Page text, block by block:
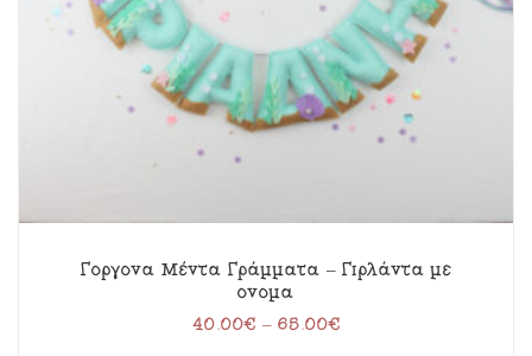
Γοργόνα Μέντα Γράμματα – Γιρλάντα με
όνομα
40.00€ – 65.00€